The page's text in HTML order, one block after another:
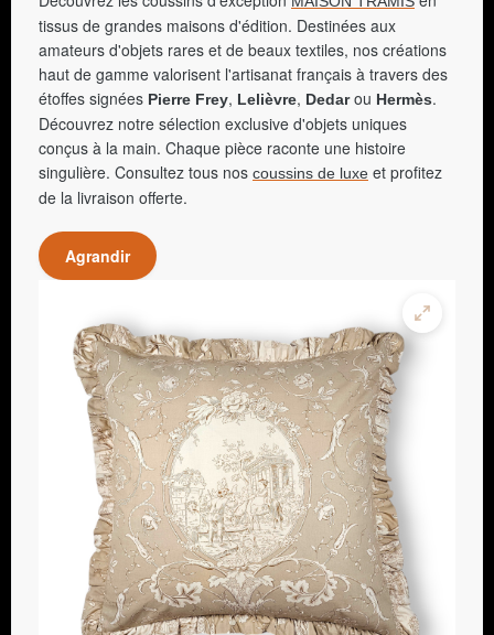
tissus de grandes maisons d'édition. Destinées aux
amateurs d'objets rares et de beaux textiles, nos créations
haut de gamme valorisent l'artisanat français à travers des
étoffes signées Pierre Frey, Lelièvre, Dedarou Hermès.
Découvrez notre sélection exclusive d'objets uniques
conçus à la main. Chaque pièce raconte une histoire
singulière. Consultez tous nos coussins de luxe et profitez
de la livraison offerte.
Agrandir